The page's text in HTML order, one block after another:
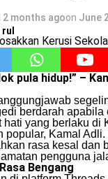
2 months agoon June
pula hidup!” –
berdarah
hati yang berlaku
popular, Kamal Adli.
rasa kesal dan
pengguna
Bengang